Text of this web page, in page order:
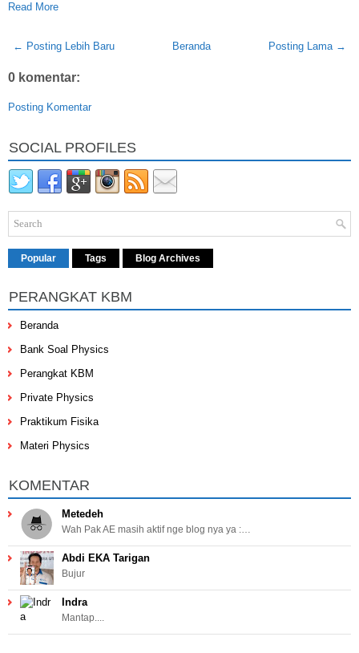
Read More
← Posting Lebih Baru Posting Lama →
Beranda
0 komentar:
Posting Komentar
SOCIAL PROFILES
Popular Tags Blog Archives
PERANGKAT KBM
Beranda
Bank Soal Physics
Perangkat KBM
Private Physics
Praktikum Fisika
Materi Physics
KOMENTAR
Metedeh
Wah Pak AE masih aktif nge blog nya ya :…
Abdi EKA Tarigan
Bujur
Indra
Mantap....